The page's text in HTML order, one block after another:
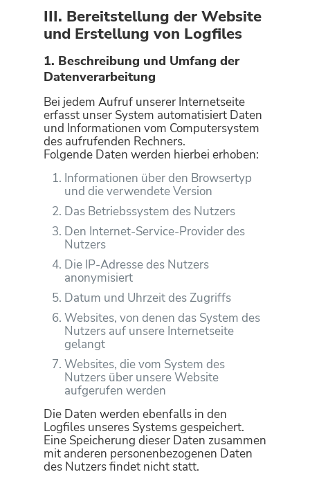
III. Bereitstellung der Website
und Erstellung von Logfiles
1. Beschreibung und Umfang der
Datenverarbeitung
Bei jedem Aufruf unserer Internetseite
erfasst unser System automatisiert Daten
und Informationen vom Computersystem
des aufrufenden Rechners.
Folgende Daten werden hierbei erhoben:
Informationen über den Browsertyp
und die verwendete Version
Das Betriebssystem des Nutzers
Den Internet-Service-Provider des
Nutzers
Die IP-Adresse des Nutzers
anonymisiert
Datum und Uhrzeit des Zugriffs
Websites, von denen das System des
Nutzers auf unsere Internetseite
gelangt
Websites, die vom System des
Nutzers über unsere Website
aufgerufen werden
Die Daten werden ebenfalls in den
Logfiles unseres Systems gespeichert.
Eine Speicherung dieser Daten zusammen
mit anderen personenbezogenen Daten
des Nutzers findet nicht statt.